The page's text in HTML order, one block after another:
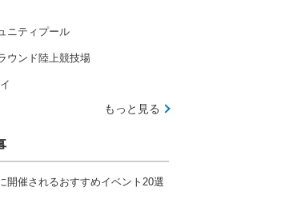
ニティプール
ウンド陸上競技場
もっと見る
開催されるおすすめイベント20選